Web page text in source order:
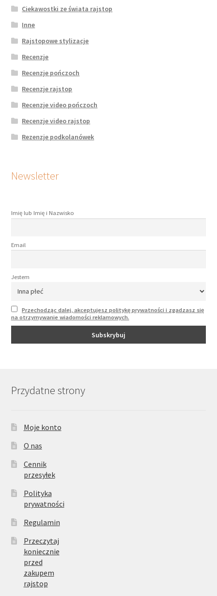
Ciekawostki ze świata rajstop
Inne
Rajstopowe stylizacje
Recenzje
Recenzje pończoch
Recenzje rajstop
Recenzje video pończoch
Recenzje video rajstop
Rezenzje podkolanówek
Newsletter
Imię lub Imię i Nazwisko
Email
Jestem
Przechodząc dalej, akceptujesz politykę prywatności i zgadzasz się
na otrzymywanie wiadomości reklamowych.
Przydatne strony
Moje konto
O nas
Cennik
przesyłek
Polityka
prywatności
Regulamin
Przeczytaj
koniecznie
przed
zakupem
rajstop